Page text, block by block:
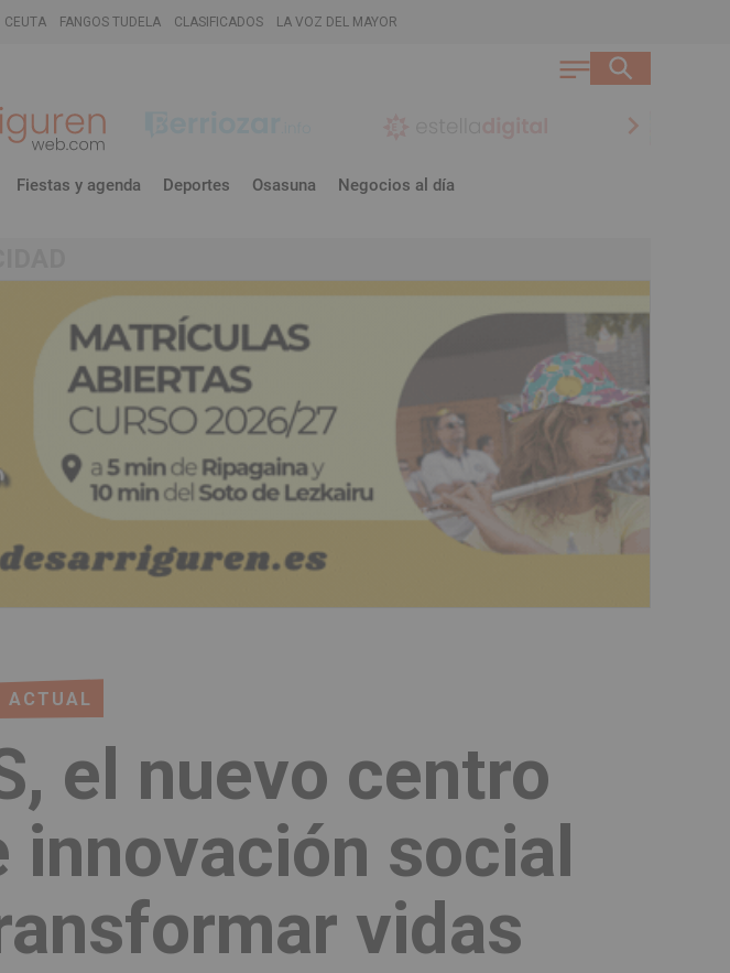
CEUTA FANGOS TUDELA CLASIFICADOS LA VOZ DEL MAYOR
chevron_right
Fiestas y agenda Deportes Osasuna Negocios al día
ACTUAL
el nuevo centro
innovación social
vidas